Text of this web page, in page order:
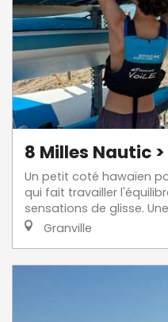
8 Milles Nautic
Un petit coté hawaïen
qui fait travailler
sensations de glisse.
Granville